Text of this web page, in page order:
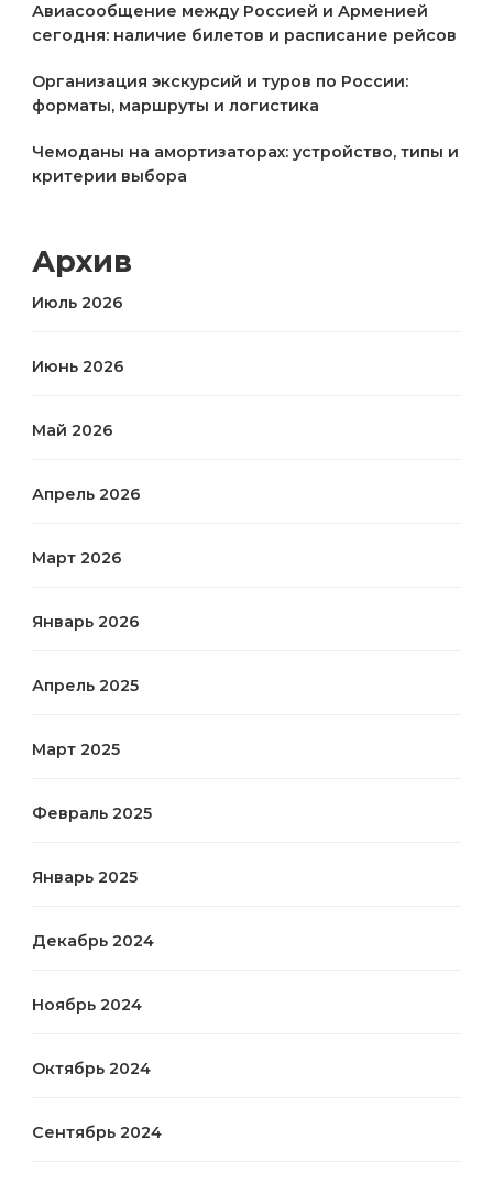
Авиасообщение между Россией и Арменией
сегодня: наличие билетов и расписание рейсов
Организация экскурсий и туров по России:
форматы, маршруты и логистика
Чемоданы на амортизаторах: устройство, типы и
критерии выбора
Архив
Июль 2026
Июнь 2026
Май 2026
Апрель 2026
Март 2026
Январь 2026
Апрель 2025
Март 2025
Февраль 2025
Январь 2025
Декабрь 2024
Ноябрь 2024
Октябрь 2024
Сентябрь 2024